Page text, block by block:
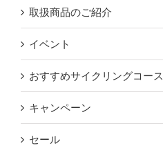
取扱商品のご紹介
イベント
おすすめサイクリングコース
キャンペーン
セール